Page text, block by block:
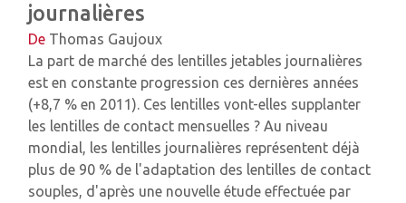
journalières
De Thomas Gaujoux
La part de marché des lentilles jetables journalières
est en constante progression ces dernières années
(+8,7 % en 2011). Ces lentilles vont-elles supplanter
les lentilles de contact mensuelles ? Au niveau
mondial, les lentilles journalières représentent déjà
plus de 90 % de l'adaptation des lentilles de contact
souples, d'après une nouvelle étude effectuée par